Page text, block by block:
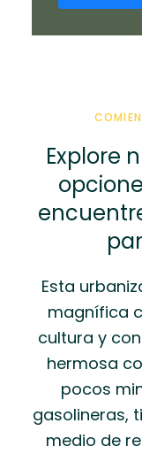
Explore
Esta
magnífica
cultura y
hermosa
pocos
gasolineras,
medio de